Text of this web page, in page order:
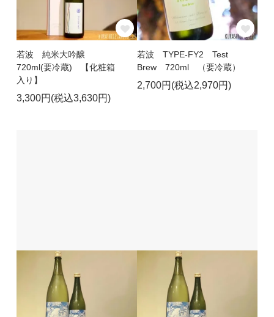
若波 純米大吟醸
720ml(要冷蔵) 【化粧箱
入り】
3,300円(税込3,630円)
若波 TYPE-FY2 Test
Brew 720ml （要冷蔵）
2,700円(税込2,970円)